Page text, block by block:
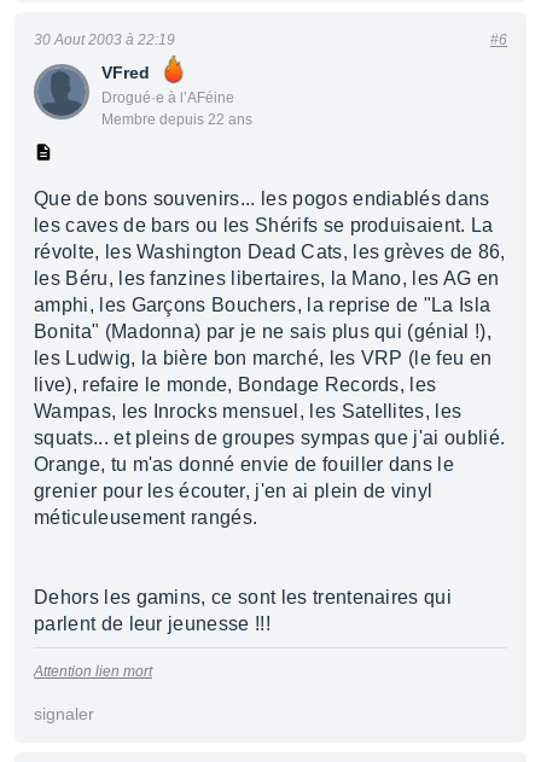
VFred
Drogué·e à l’AFéine
Membre depuis 22 ans
30 Aout 2003 à 22:19 #6
Que de bons souvenirs... les pogos endiablés dans
les caves de bars ou les Shérifs se produisaient. La
révolte, les Washington Dead Cats, les grèves de 86,
les Béru, les fanzines libertaires, la Mano, les AG en
amphi, les Garçons Bouchers, la reprise de "La Isla
Bonita" (Madonna) par je ne sais plus qui (génial !),
les Ludwig, la bière bon marché, les VRP (le feu en
live), refaire le monde, Bondage Records, les
Wampas, les Inrocks mensuel, les Satellites, les
squats... et pleins de groupes sympas que j'ai oublié.
Orange, tu m'as donné envie de fouiller dans le
grenier pour les écouter, j'en ai plein de vinyl
méticuleusement rangés.
Dehors les gamins, ce sont les trentenaires qui
parlent de leur jeunesse !!!
Attention lien mort
signaler